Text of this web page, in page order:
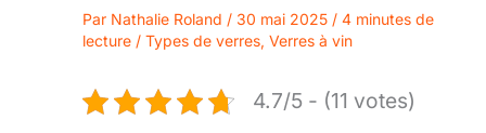
Par Nathalie Roland / 30 mai 2025 / 4 minutes de
lecture / Types de verres, Verres à vin
4.7/5 - (11 votes)